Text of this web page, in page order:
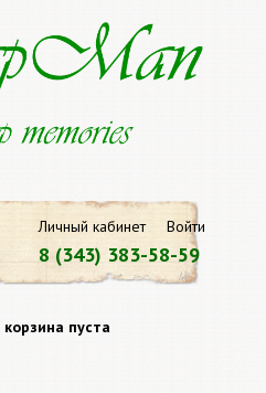
Личный кабинет Войти
8 (343) 383-58-59
пуста